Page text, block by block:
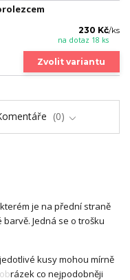
230 Kč/ks
na dotaz 18 ks
Zvolit variantu
0
je na přední straně
Jedná se o trošku
kusy mohou mírně
co nejpodobněji